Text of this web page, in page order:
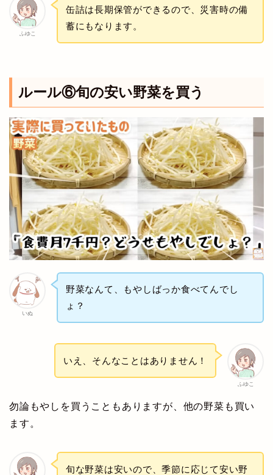
ふゆこ
缶詰は長期保管ができるので、災害時の備
蓄にもなります。
ルール⑥旬の安い野菜を買う
いぬ
野菜なんて、もやしばっか食べてんでし
ょ？
ふゆこ
いえ、そんなことはありません！
勿論もやしを買うこともありますが、他の野菜も買い
ます。
旬な野菜は安いので、季節に応じて安い野